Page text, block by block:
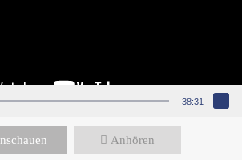
38:31
Anhören